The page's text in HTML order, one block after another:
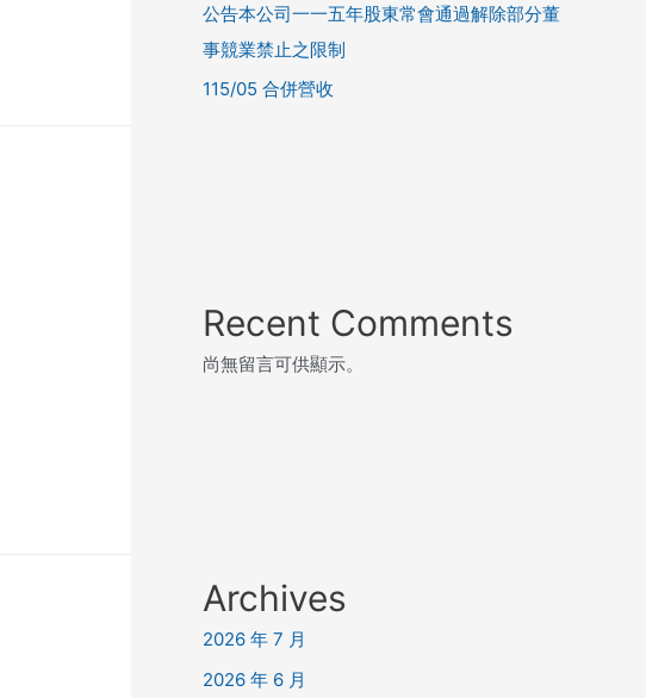
公告本公司一一五年股東常會通過解除部分董
事競業禁止之限制
115/05 合併營收
Recent Comments
尚無留言可供顯示。
Archives
2026 年 7 月
2026 年 6 月